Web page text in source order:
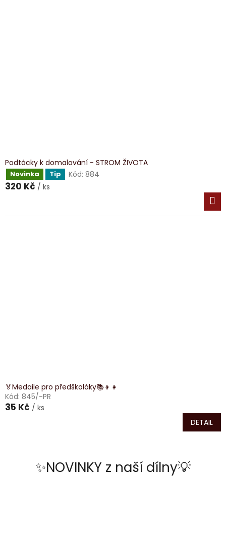
Podtácky k domalování - STROM ŽIVOTA
Novinka Tip Kód: 884
320 Kč / ks
🏅Medaile pro předškoláky📚👦👧
Kód: 845/-PR
35 Kč / ks
DETAIL
✨NOVINKY z naší dílny💡